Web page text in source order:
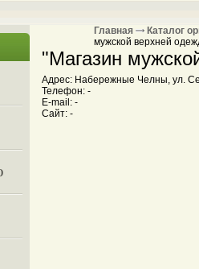
Главная Каталог
мужской верхней
"Магазин
Адрес: Набережные Челны, ул.
Телефон: -
E-mail: -
Сайт: -